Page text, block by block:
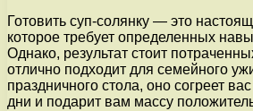
Готовить суп-солянку — это
которое требует определенных
Однако, результат стоит
отлично подходит для семейного
праздничного стола, оно согреет
дни и подарит вам массу